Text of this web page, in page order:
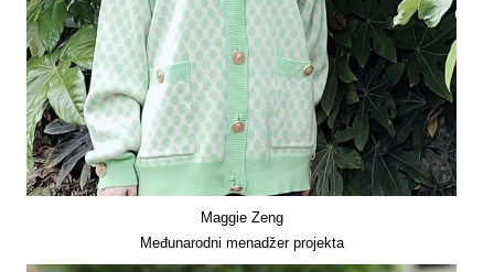
Maggie Zeng
Međunarodni menadžer projekta